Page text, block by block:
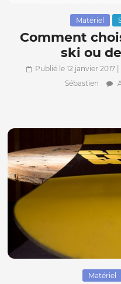
Matériel
Comment
ski ou
Publié le 12 janvier 2017
Sébastien
Matériel